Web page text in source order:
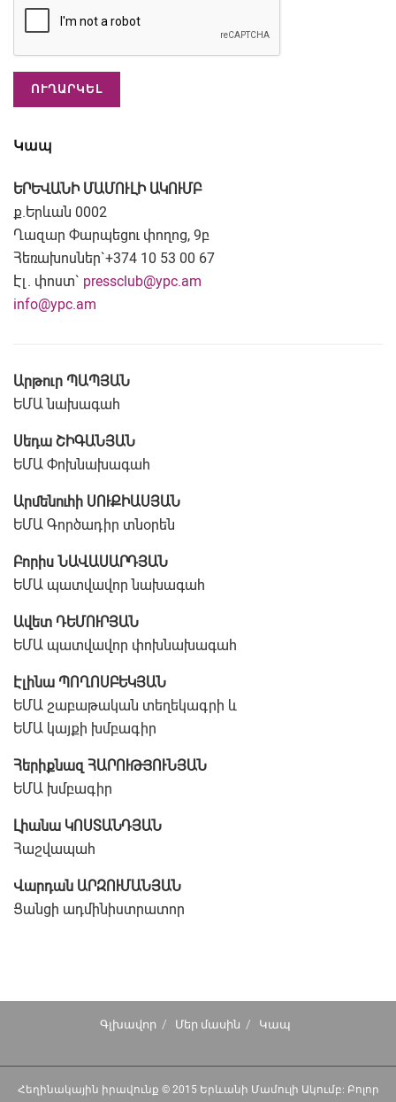
Կապ
ԵՐԵՎԱՆԻ ՄԱՄՈՒԼԻ ԱԿՈՒՄԲ
ք.Երևան 0002
Ղազար Փարպեցու փողոց, 9բ
Հեռախոսներ`+374 10 53 00 67
Էլ. փոստ` pressclub@ypc.am
info@ypc.am
Արթուր ՊԱՊՅԱՆ
ԵՄԱ նախագահ
Սեդա ՇԻԳԱՆՅԱՆ
ԵՄԱ Փոխնախագահ
Արմենուհի ՍՈՒՔԻԱՍՅԱՆ
ԵՄԱ Գործադիր տնօրեն
Բորիս ՆԱՎԱՍԱՐԴՅԱՆ
ԵՄԱ պատվավոր նախագահ
Ավետ ԴԵՄՈՒՐՅԱՆ
ԵՄԱ պատվավոր փոխնախագահ
Էլինա ՊՈՂՈՍԲԵԿՅԱՆ
ԵՄԱ շաբաթական տեղեկագրի և
ԵՄԱ կայքի խմբագիր
Հերիքնազ ՀԱՐՈՒԹՅՈՒՆՅԱՆ
ԵՄԱ խմբագիր
Լիանա ԿՈՍՏԱՆԴՅԱՆ
Հաշվապահ
Վարդան ԱՐԶՈՒՄԱՆՅԱՆ
Ցանցի ադմինիստրատոր
Գլխավոր Մեր մասին Կապ
Հեղինակային իրավունք © 2015 Երևանի Մամուլի Ակումբ: Բոլոր